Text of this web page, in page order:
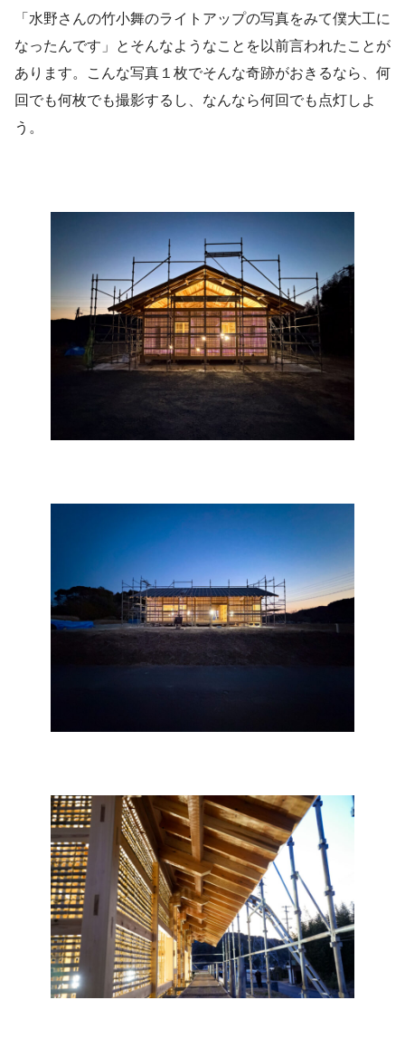
「水野さんの竹小舞のライトアップの写真をみて僕大工に
なったんです」とそんなようなことを以前言われたことが
あります。こんな写真１枚でそんな奇跡がおきるなら、何
回でも何枚でも撮影するし、なんなら何回でも点灯しよ
う。